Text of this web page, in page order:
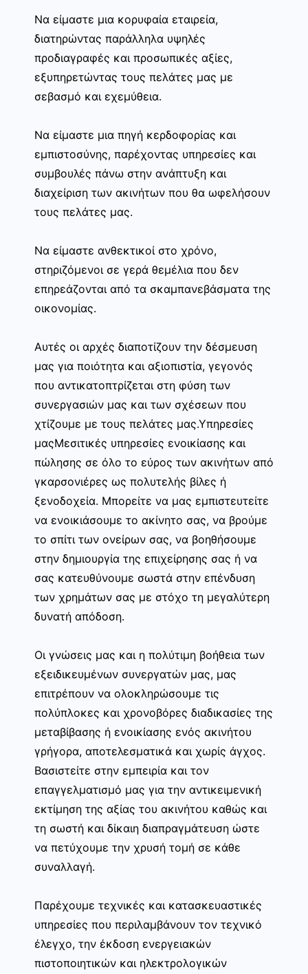
Να είμαστε μια κορυφαία εταιρεία,
διατηρώντας παράλληλα υψηλές
προδιαγραφές και προσωπικές αξίες,
εξυπηρετώντας τους πελάτες μας με
σεβασμό και εχεμύθεια.
Να είμαστε μια πηγή κερδοφορίας και
εμπιστοσύνης, παρέχοντας υπηρεσίες και
συμβουλές πάνω στην ανάπτυξη και
διαχείριση των ακινήτων που θα ωφελήσουν
τους πελάτες μας.
Να είμαστε ανθεκτικοί στο χρόνο,
στηριζόμενοι σε γερά θεμέλια που δεν
επηρεάζονται από τα σκαμπανεβάσματα της
οικονομίας.
Αυτές οι αρχές διαποτίζουν την δέσμευση
μας για ποιότητα και αξιοπιστία, γεγονός
που αντικατοπτρίζεται στη φύση των
συνεργασιών μας και των σχέσεων που
χτίζουμε με τους πελάτες μας.Υπηρεσίες
μαςΜεσιτικές υπηρεσίες ενοικίασης και
πώλησης σε όλο το εύρος των ακινήτων από
γκαρσονιέρες ως πολυτελής βίλες ή
ξενοδοχεία. Μπορείτε να μας εμπιστευτείτε
να ενοικιάσουμε το ακίνητο σας, να βρούμε
το σπίτι των ονείρων σας, να βοηθήσουμε
στην δημιουργία της επιχείρησης σας ή να
σας κατευθύνουμε σωστά στην επένδυση
των χρημάτων σας με στόχο τη μεγαλύτερη
δυνατή απόδοση.
Οι γνώσεις μας και η πολύτιμη βοήθεια των
εξειδικευμένων συνεργατών μας, μας
επιτρέπουν να ολοκληρώσουμε τις
πολύπλοκες και χρονοβόρες διαδικασίες της
μεταβίβασης ή ενοικίασης ενός ακινήτου
γρήγορα, αποτελεσματικά και χωρίς άγχος.
Βασιστείτε στην εμπειρία και τον
επαγγελματισμό μας για την αντικειμενική
εκτίμηση της αξίας του ακινήτου καθώς και
τη σωστή και δίκαιη διαπραγμάτευση ώστε
να πετύχουμε την χρυσή τομή σε κάθε
συναλλαγή.
Παρέχουμε τεχνικές και κατασκευαστικές
υπηρεσίες που περιλαμβάνουν τον τεχνικό
έλεγχο, την έκδοση ενεργειακών
πιστοποιητικών και ηλεκτρολογικών